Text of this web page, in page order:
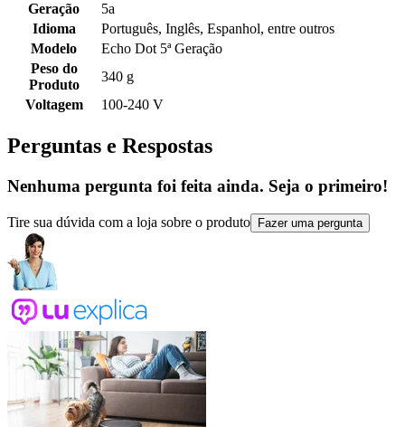
Geração
5a
Idioma
Português, Inglês, Espanhol, entre outros
Modelo
Echo Dot 5ª Geração
Peso do
Produto
340 g
Voltagem
100-240 V
Perguntas e Respostas
Nenhuma pergunta foi feita ainda. Seja o primeiro!
Tire sua dúvida com a loja sobre o produto Fazer uma pergunta